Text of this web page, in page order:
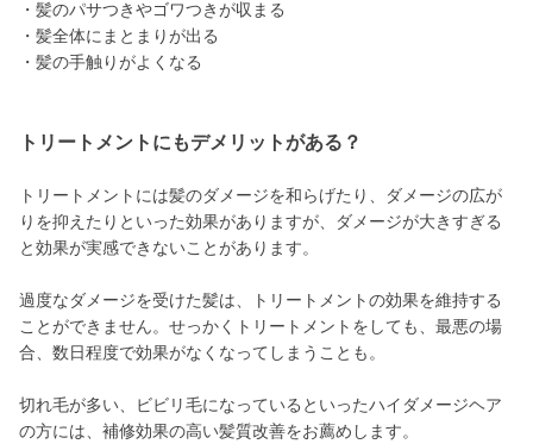
・髪のパサつきやゴワつきが収まる
・髪全体にまとまりが出る
・髪の手触りがよくなる
トリートメントにもデメリットがある？
トリートメントには髪のダメージを和らげたり、ダメージの広が
りを抑えたりといった効果がありますが、ダメージが大きすぎる
と効果が実感できないことがあります。
過度なダメージを受けた髪は、トリートメントの効果を維持する
ことができません。せっかくトリートメントをしても、最悪の場
合、数日程度で効果がなくなってしまうことも。
切れ毛が多い、ビビリ毛になっているといったハイダメージヘア
の方には、補修効果の高い髪質改善をお薦めします。